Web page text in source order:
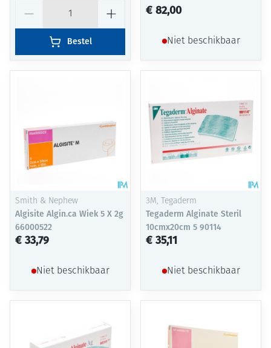
Bestel
€ 82,00
Niet beschikbaar
Smith & Nephew
Algisite Algin.ca Wiek 5 X 2g
66000522
€ 33,79
Niet beschikbaar
3M, Tegaderm
Tegaderm Alginate Steril
10cmx20cm 5 90114
€ 35,11
Niet beschikbaar